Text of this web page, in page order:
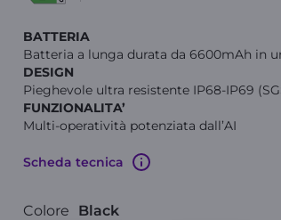
BATTERIA
Batteria a lunga durata da 6600mAh in
DESIGN
Pieghevole ultra resistente IP68-IP69
FUNZIONALITA’
Multi-operatività potenziata dall’AI
Scheda tecnica
Colore Black